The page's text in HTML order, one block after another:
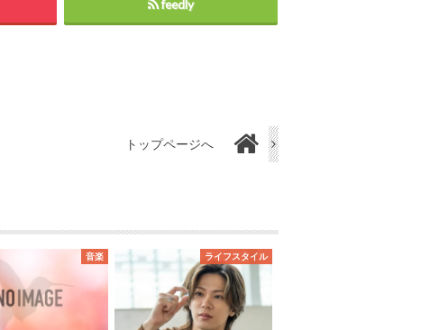
feedly
トップページへ
音楽 ライフスタイル